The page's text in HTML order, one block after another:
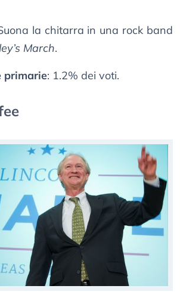
la chitarra in una rock band
March.
primarie: 1.2% dei voti.